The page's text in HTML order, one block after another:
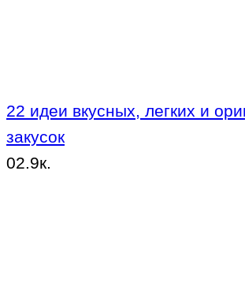
22 идеи вкусных, легких и
закусок
02.9к.